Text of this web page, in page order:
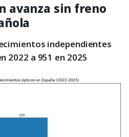
avanza sin freno
independientes
2022 a 951 en 2025